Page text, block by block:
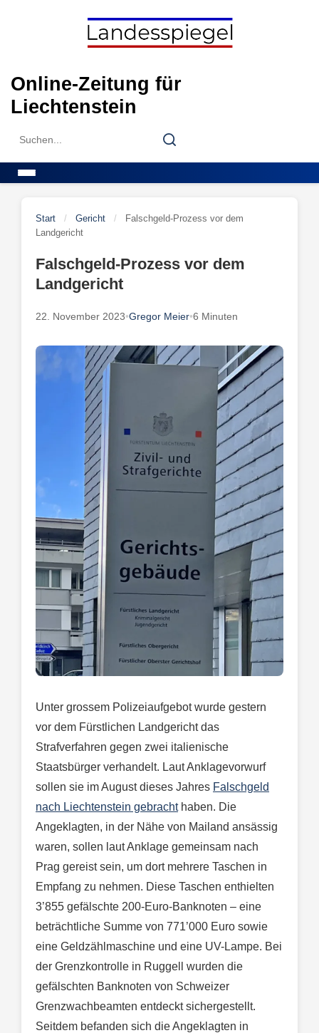
Online-Zeitung für
Liechtenstein
Search
Search
Start / Gericht /
Falschgeld-Prozess vor dem
Landgericht
Falschgeld-Prozess vor dem
Landgericht
22. November 2023•Gregor Meier•6 Minuten
Unter grossem Polizeiaufgebot wurde gestern
vor dem Fürstlichen Landgericht das
Strafverfahren gegen zwei italienische
Staatsbürger verhandelt. Laut Anklagevorwurf
sollen sie im August dieses Jahres Falschgeld
nach Liechtenstein gebrachthaben. Die
Angeklagten, in der Nähe von Mailand ansässig
waren, sollen laut Anklage gemeinsam nach
Prag gereist sein, um dort mehrere Taschen in
Empfang zu nehmen. Diese Taschen enthielten
3’855 gefälschte 200-Euro-Banknoten – eine
beträchtliche Summe von 771’000 Euro sowie
eine Geldzählmaschine und eine UV-Lampe. Bei
der Grenzkontrolle in Ruggell wurden die
gefälschten Banknoten von Schweizer
Grenzwachbeamten entdeckt sichergestellt.
Seitdem befanden sich die Angeklagten in